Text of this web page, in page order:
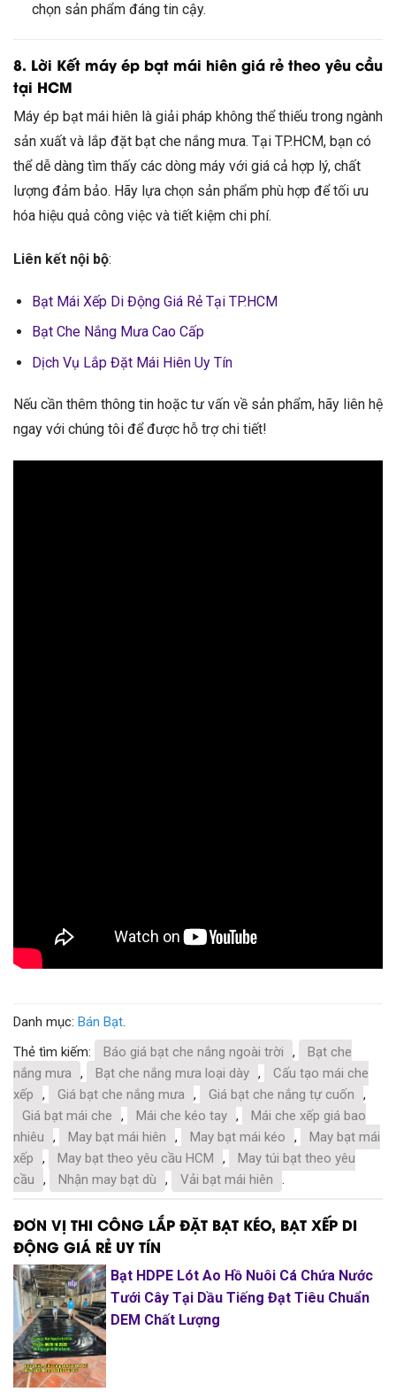
chọn sản phẩm đáng tin cậy.
8. Lời Kết máy ép bạt mái hiên giá rẻ theo yêu cầu
tại HCM
Máy ép bạt mái hiên là giải pháp không thể thiếu trong ngành
sản xuất và lắp đặt bạt che nắng mưa. Tại TP.HCM, bạn có
thể dễ dàng tìm thấy các dòng máy với giá cả hợp lý, chất
lượng đảm bảo. Hãy lựa chọn sản phẩm phù hợp để tối ưu
hóa hiệu quả công việc và tiết kiệm chi phí.
Liên kết nội bộ:
Bạt Mái Xếp Di Động Giá Rẻ Tại TP.HCM
Bạt Che Nắng Mưa Cao Cấp
Dịch Vụ Lắp Đặt Mái Hiên Uy Tín
Nếu cần thêm thông tin hoặc tư vấn về sản phẩm, hãy liên hệ
ngay với chúng tôi để được hỗ trợ chi tiết!
Danh mục: Bán Bạt.
Thẻ tìm kiếm:
Báo giá bạt che nắng ngoài trời ,
Bạt che
nắng mưa
, Bạt che nắng mưa loại dày ,
Cấu tạo mái che
xếp
, Giá bạt che nắng mưa , Giá bạt che nắng tự cuốn
,
Giá bạt mái che
, Mái che kéo tay ,
Mái che xếp giá bao
nhiêu
, May bạt mái hiên , May bạt mái kéo ,
May bạt mái
xếp
, May bạt theo yêu cầu HCM ,
May túi bạt theo yêu
cầu
, Nhận may bạt dù , Vải bạt mái hiên .
ĐƠN VỊ THI CÔNG LẮP ĐẶT BẠT KÉO, BẠT XẾP DI
ĐỘNG GIÁ RẺ UY TÍN
Bạt HDPE Lót Ao Hồ Nuôi Cá Chứa Nước
Tưới Cây Tại Dầu Tiếng Đạt Tiêu Chuẩn
DEM Chất Lượng